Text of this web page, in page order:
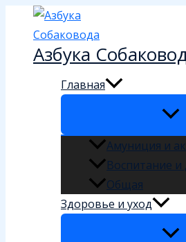
Перейти
содержимому
Азбука
Главная
Амуниция и
Воспитание и
Общая
Здоровье и уход